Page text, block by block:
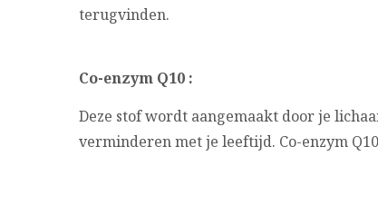
terugvinden.
Co-enzym Q10 :
Deze stof wordt aangemaakt door je
verminderen met je leeftijd. Co-enzym